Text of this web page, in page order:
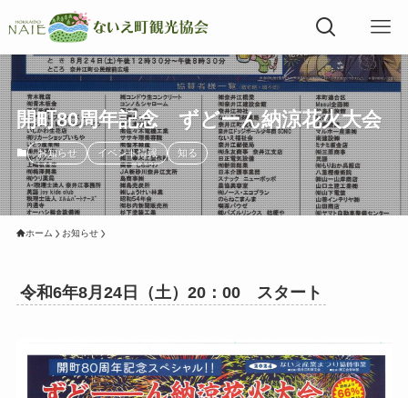
開町80周年記念 ずどーん納涼花火大会
お知らせ イベント情報 知る
ホーム お知らせ
令和6年8月24日（土）20：00 スタート